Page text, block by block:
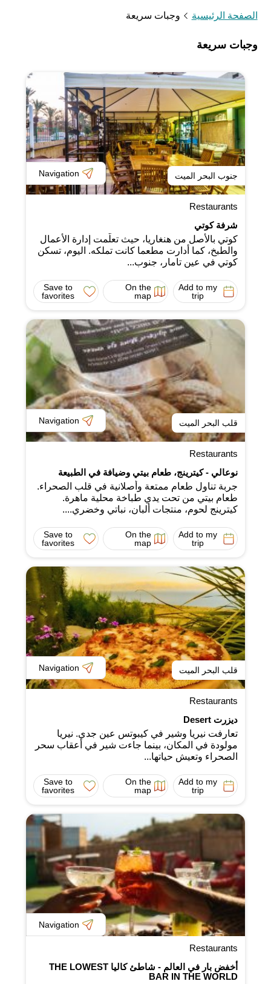
الصفحة الرئيسية وجبات سريعة
وجبات سريعة
جنوب البحر الميت Navigation
Restaurants
شرفة كوتي
كوتي بالأصل من هنغاريا، حيث تعلّمت إدارة الأعمال
والطبخ، كما أدارت مطعما كانت تملكه. اليوم، تسكن
كوتي في عين تامار، جنوب...
Add to my
trip
On the
map
Save to
favorites
قلب البحر الميت Navigation
Restaurants
نوعالي - كيترينج، طعام بيتي وضيافة في الطبيعة
جربة تناول طعام ممتعة وأصلانية في قلب الصحراء.
طعام بيتي من تحت يدي طباخة محلية ماهرة.
كيترينج لحوم، منتجات ألبان، نباتي وخضري....
Add to my
trip
On the
map
Save to
favorites
قلب البحر الميت Navigation
Restaurants
ديزرت Desert
تعارفت نيريا وشير في كيبوتس عين جدي. نيريا
مولودة في المكان، بينما جاءت شير في أعقاب سحر
الصحراء وتعيش حياتها...
Add to my
trip
On the
map
Save to
favorites
Navigation
Restaurants
أخفض بار في العالم - شاطئ كاليا THE LOWEST
BAR IN THE WORLD